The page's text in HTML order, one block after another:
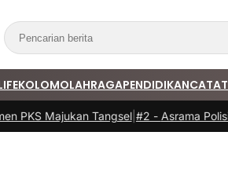
KOLOMOLAHRAGAPENDIDIKAN
PKS Majukan Tangsel|#2 - Asrama Polisi